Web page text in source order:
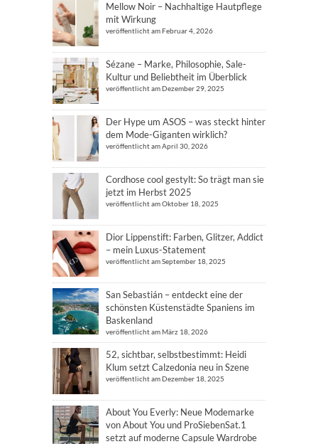
Mellow Noir – Nachhaltige Hautpflege
mit Wirkung
veröffentlicht am Februar 4, 2026
Sézane – Marke, Philosophie, Sale-
Kultur und Beliebtheit im Überblick
veröffentlicht am Dezember 29, 2025
Der Hype um ASOS – was steckt hinter
dem Mode-Giganten wirklich?
veröffentlicht am April 30, 2026
Cordhose cool gestylt: So trägt man sie
jetzt im Herbst 2025
veröffentlicht am Oktober 18, 2025
Dior Lippenstift: Farben, Glitzer, Addict
– mein Luxus-Statement
veröffentlicht am September 18, 2025
San Sebastián – entdeckt eine der
schönsten Küstenstädte Spaniens im
Baskenland
veröffentlicht am März 18, 2026
52, sichtbar, selbstbestimmt: Heidi
Klum setzt Calzedonia neu in Szene
veröffentlicht am Dezember 18, 2025
About You Everly: Neue Modemarke
von About You und ProSiebenSat.1
setzt auf moderne Capsule Wardrobe